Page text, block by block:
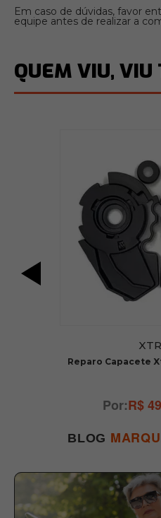
Em caso de dúvidas, favor
equipe antes de realizar a
QUEM VIU,
Reparo Capacete
R$
BLOG